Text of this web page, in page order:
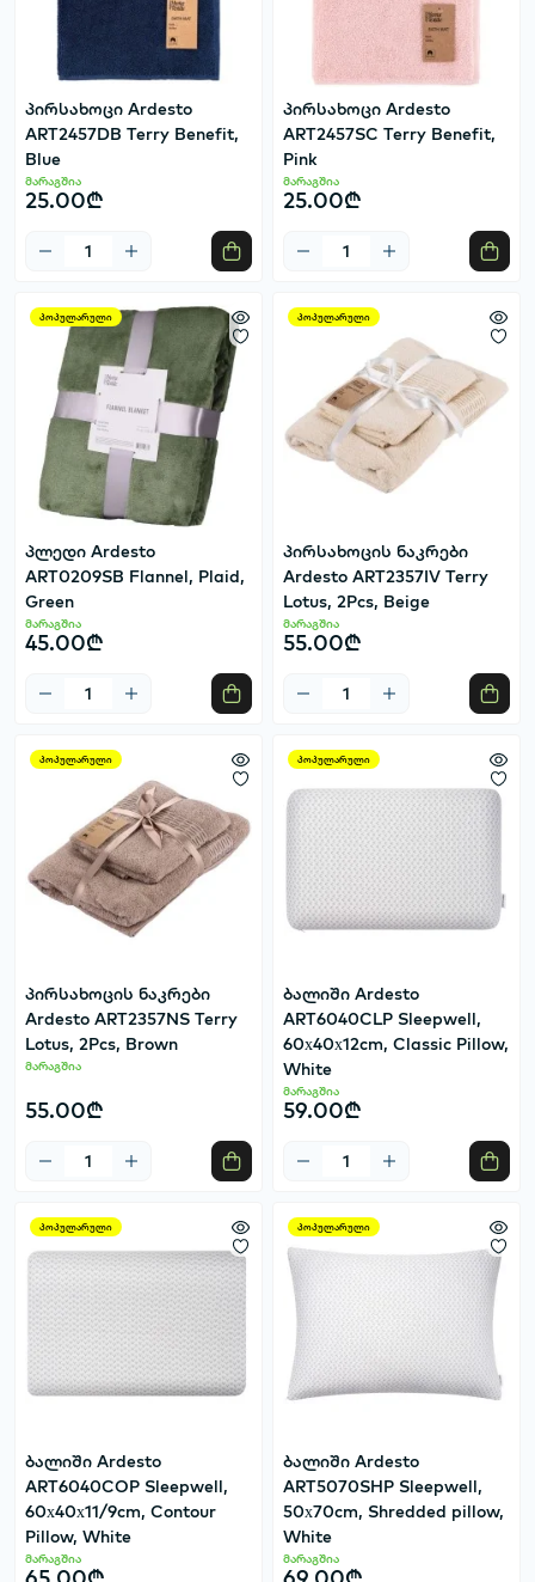
პირსახოცი Ardesto
ART2457DB Terry Benefit,
Blue
მარაგშია
25.00₾
პირსახოცი Ardesto
ART2457SC Terry Benefit,
Pink
მარაგშია
25.00₾
პოპულარული
პლედი Ardesto
ART0209SB Flannel, Plaid,
Green
მარაგშია
45.00₾
პოპულარული
პირსახოცის ნაკრები
Ardesto ART2357IV Terry
Lotus, 2Pcs, Beige
მარაგშია
55.00₾
პოპულარული
პირსახოცის ნაკრები
Ardesto ART2357NS Terry
Lotus, 2Pcs, Brown
მარაგშია
55.00₾
პოპულარული
ბალიში Ardesto
ART6040CLP Sleepwell,
60х40х12cm, Classic Pillow,
White
მარაგშია
59.00₾
პოპულარული
ბალიში Ardesto
ART6040COP Sleepwell,
60х40х11/9cm, Contour
Pillow, White
მარაგშია
პოპულარული
ბალიში Ardesto
ART5070SHP Sleepwell,
50х70cm, Shredded pillow,
White
მარაგშია